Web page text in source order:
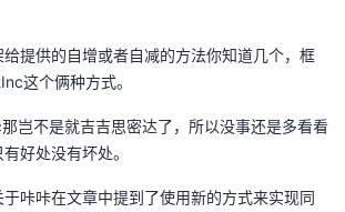
提供的自增或者自减的方法你知道几个，框
这个俩种方式。
岂不是就吉吉思密达了，所以没事还是多看看
好处没有坏处。
咔咔在文章中提到了使用新的方式来实现同